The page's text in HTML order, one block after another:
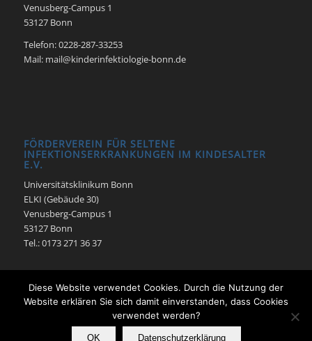
Venusberg-Campus 1
53127 Bonn
Telefon: 0228-287-33253
Mail: mail@kinderinfektiologie-bonn.de
FÖRDERVEREIN FÜR SELTENE
INFEKTIONSERKRANKUNGEN IM KINDESALTER
E.V.
Universitätsklinikum Bonn
ELKI (Gebäude 30)
Venusberg-Campus 1
53127 Bonn
Tel.: 0173 271 36 37
© Pädiatrische Infektiologie - Enfold Theme by Kriesi
Diese Website verwendet Cookies. Durch die Nutzung der
Website erklären Sie sich damit einverstanden, dass Cookies
verwendet werden?
OK Datenschutzerklärung